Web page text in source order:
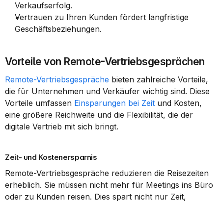
Verkaufserfolg.
Vertrauen zu Ihren Kunden fördert langfristige
Geschäftsbeziehungen.
Vorteile von Remote-Vertriebsgesprächen
Remote-Vertriebsgespräche bieten zahlreiche Vorteile,
die für Unternehmen und Verkäufer wichtig sind. Diese
Vorteile umfassen Einsparungen bei Zeit und Kosten,
eine größere Reichweite und die Flexibilität, die der
digitale Vertrieb mit sich bringt.
Zeit- und Kostenersparnis
Remote-Vertriebsgespräche reduzieren die Reisezeiten
erheblich. Sie müssen nicht mehr für Meetings ins Büro
oder zu Kunden reisen. Dies spart nicht nur Zeit,